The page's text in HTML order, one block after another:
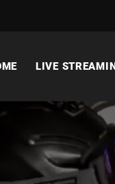
LIVE